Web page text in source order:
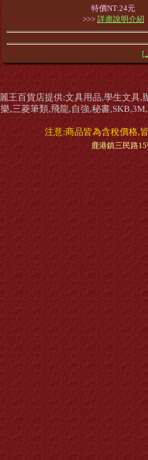
特價NT:24元
>>> 詳盡說明介紹
[
麗王百貨店提供:文具用品,學生文具,
樂,三菱筆類,飛龍,自強,秘書
注意:商品皆為含稅價格,
鹿港鎮三民路